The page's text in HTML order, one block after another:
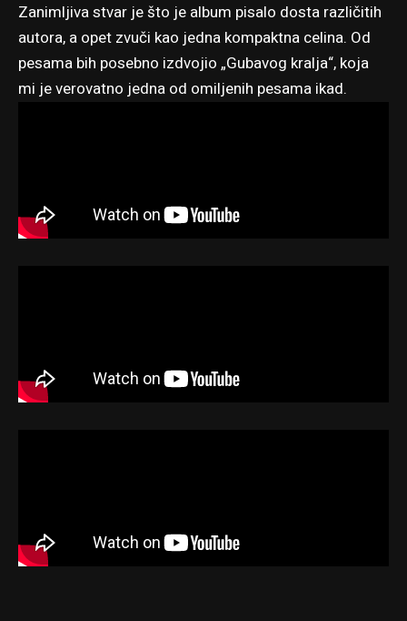
Zanimljiva stvar je što je album pisalo dosta različitih
autora, a opet zvuči kao jedna kompaktna celina. Od
pesama bih posebno izdvojio „Gubavog kralja“, koja
mi je verovatno jedna od omiljenih pesama ikad.